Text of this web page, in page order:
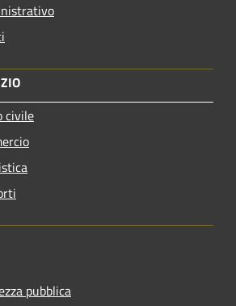
civile
pubblica